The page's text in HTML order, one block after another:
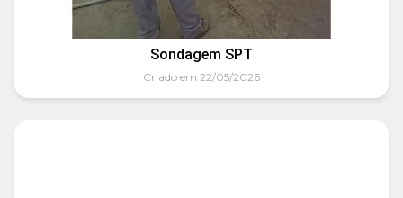
Sondagem SPT
Criado em 22/05/2026